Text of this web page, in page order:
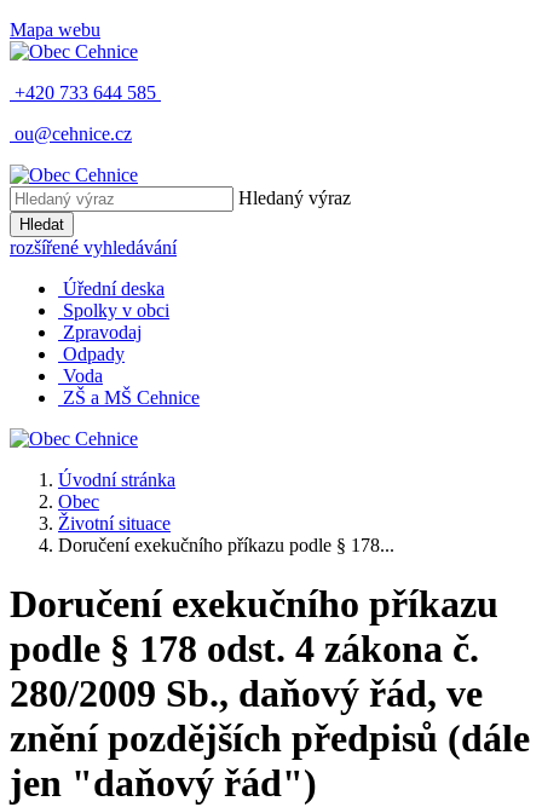
Mapa webu
+420 733 644 585
ou@cehnice.cz
Hledaný výraz
Hledat
rozšířené vyhledávání
Úřední deska
Spolky v obci
Zpravodaj
Odpady
Voda
ZŠ a MŠ Cehnice
Úvodní stránka
Obec
Životní situace
Doručení exekučního příkazu podle § 178...
Doručení exekučního příkazu
podle § 178 odst. 4 zákona č.
280/2009 Sb., daňový řád, ve
znění pozdějších předpisů (dále
jen "daňový řád")